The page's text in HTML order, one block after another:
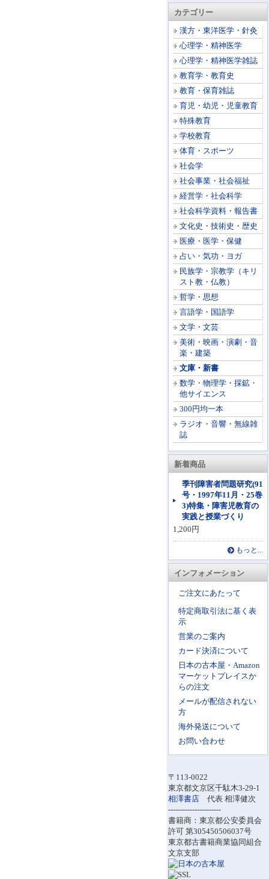
カテゴリー
漢方・東洋医学・針灸
心理学・精神医学
心理学・精神医学雑誌
教育学・教育史
教育・保育雑誌
育児・幼児・児童教育
特殊教育
学校教育
体育・スポーツ
社会学
社会事業・社会福祉
経営学・社会科学
社会科学資料・報告書
文化史・技術史・歴史
医療・医学・保健
占い・気功・ヨガ
民族学・宗教学（キリ
スト教・仏教）
哲学・思想
言語学・国語学
文学・文芸
美術・映画・演劇・音
楽・建築
文庫・新書
数学・物理学・採鉱・
他サイエンス
300円均一本
ラジオ・音響・無線雑
誌
新着商品
季刊障害者問題研究(91
号・1997年11月・25巻
3)特集・障害児教育の
実践と授業づくり
1,200円
もっと...
インフォメーション
ご注文にあたって
特定商取引法に基く表
示
営業のご案内
カード決済について
日本の古本屋・Amazon
マーケットプレイスか
らの注文
メールが配信されない
方
海外発送について
お問い合わせ
〒113-0022
東京都文京区千駄木3-29-1
相澤書店 代表 相澤健次
----------------------
書籍商：東京都公安委員会
許可 第305450506037号
東京都古書籍商業協同組合
文京支部